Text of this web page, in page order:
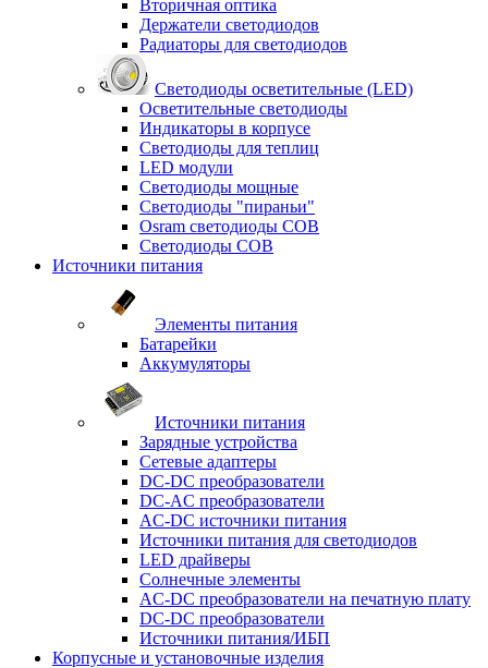
Вторичная оптика
Держатели светодиодов
Радиаторы для светодиодов
Светодиоды осветительные (LED)
Осветительные светодиоды
Индикаторы в корпусе
Светодиоды для теплиц
LED модули
Светодиоды мощные
Светодиоды "пираньи"
Osram светодиоды COB
Светодиоды COB
Источники питания
Элементы питания
Батарейки
Аккумуляторы
Источники питания
Зарядные устройства
Сетевые адаптеры
DC-DC преобразователи
DC-AC преобразователи
AC-DC источники питания
Источники питания для светодиодов
LED драйверы
Солнечные элементы
AC-DC преобразователи на печатную плату
DC-DC преобразователи
Источники питания/ИБП
Корпусные и установочные изделия